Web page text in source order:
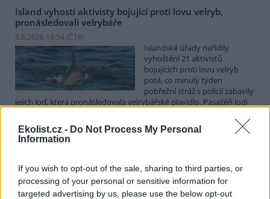
Ekolist.cz - Do Not Process My Personal
Information
If you wish to opt-out of the sale, sharing to third parties, or
processing of your personal or sensitive information for
targeted advertising by us, please use the below opt-out
Island vyhostí aktivisty bojující proti lovu velryb,
pronásledovali velrybáře
5.8.2026 19:54 (ČTK)
Islandské úřady nařídily
vyhoštění 21 aktivistů
bojujících proti lovu velryb
poté, co minulý týden
pobřežní stráž s policií zabavily
jejich loď, která pronásledovala velrybářské plavidlo. Pasažéři lodi
Watsona jsou od té doby zadržováni v Reykjavíku. Sám Watson na
palubě nebyl. Píše o tom agentura AFP s odvoláním na islandskou
policii.
Záchranná stanice v Praze přijímá kvůli vedrům více
volně žijících zvířat